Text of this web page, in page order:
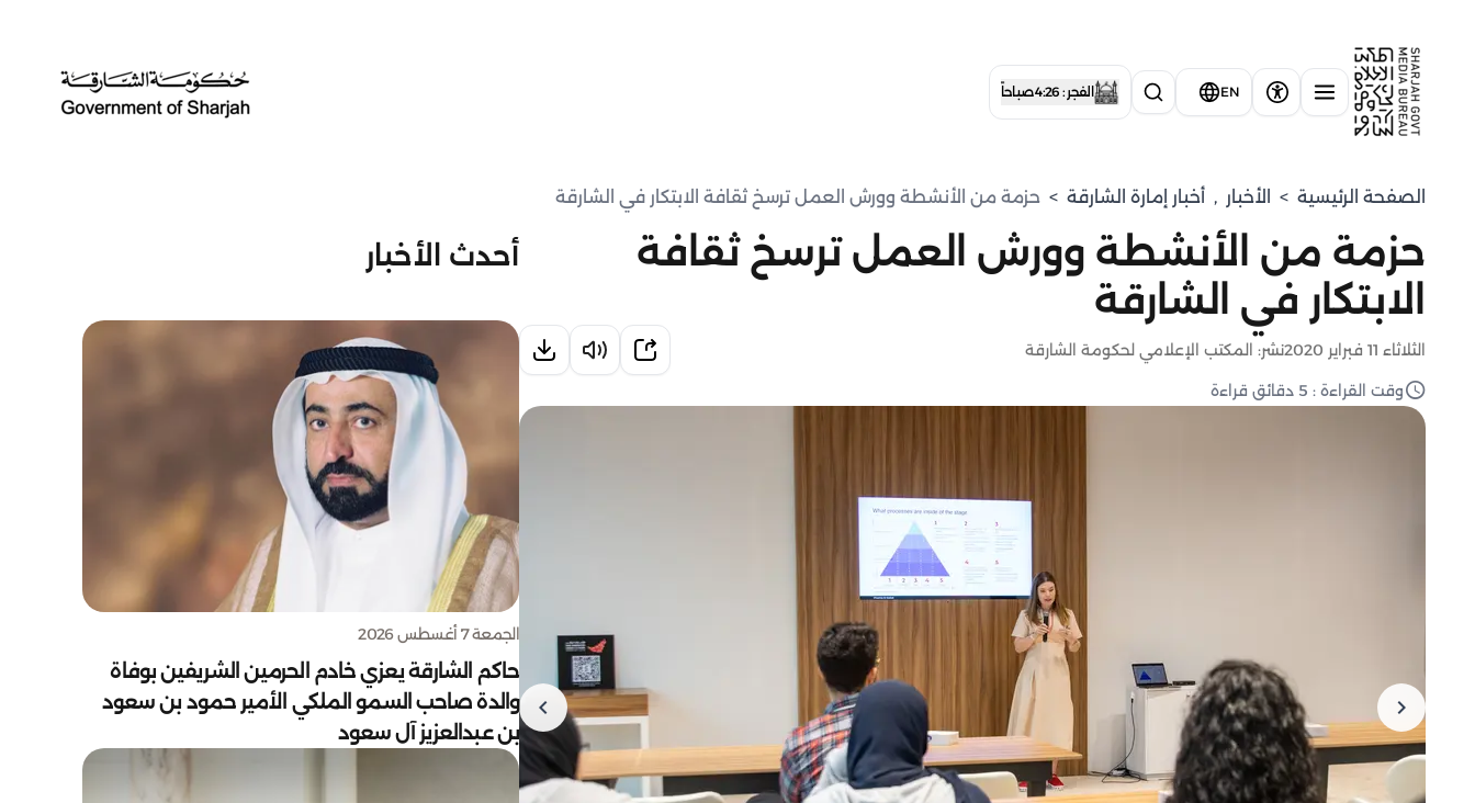
EN الفجر : 4:26 صباحاً
الصفحة الرئيسية > الأخبار , أخبار إمارة الشارقة > حزمة من الأنشطة وورش العمل ترسخ ثقافة الابتكار في الشارقة
حزمة من الأنشطة وورش العمل ترسخ ثقافة
الابتكار في الشارقة
الثلاثاء 11 فبراير 2020 نشر: المكتب الإعلامي لحكومة الشارقة
وقت القراءة : 5 دقائق قراءة
أحدث الأخبار
الجمعة 7 أغسطس 2026
حاكم الشارقة يعزي خادم الحرمين الشريفين بوفاة
والدة صاحب السمو الملكي الأمير حمود بن سعود
بن عبدالعزيز آل سعود